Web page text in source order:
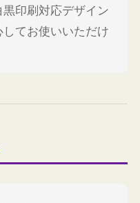
印刷対応デザイン
てお使いいただけ